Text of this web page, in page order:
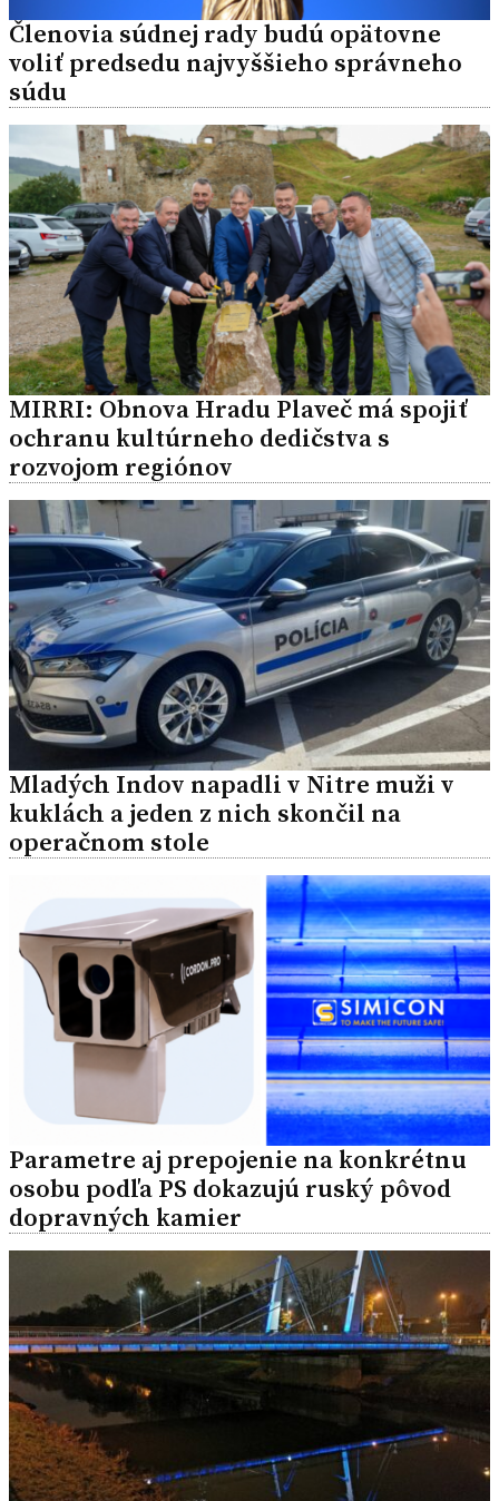
Členovia súdnej rady budú opätovne
voliť predsedu najvyššieho správneho
súdu
MIRRI: Obnova Hradu Plaveč má spojiť
ochranu kultúrneho dedičstva s
rozvojom regiónov
Mladých Indov napadli v Nitre muži v
kuklách a jeden z nich skončil na
operačnom stole
Parametre aj prepojenie na konkrétnu
osobu podľa PS dokazujú ruský pôvod
dopravných kamier